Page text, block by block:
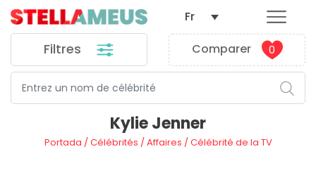
Filtres Comparer 0
Fr
Kylie Jenner
Portada /Célébrités /Affaires /Célébrité de la TV